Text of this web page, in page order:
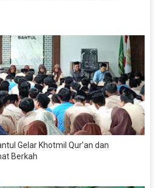
Gelar Khotmil Qur’an dan
Berkah